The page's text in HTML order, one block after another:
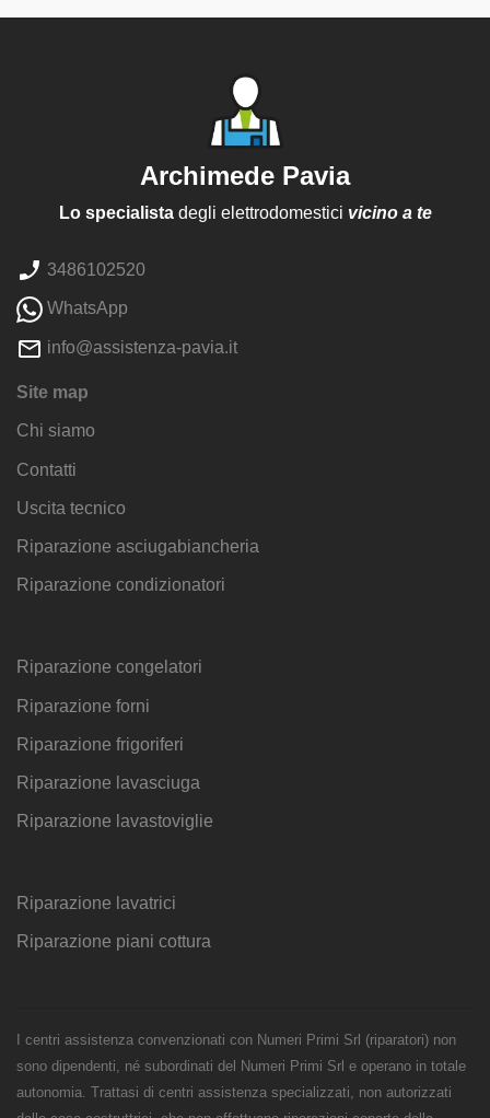
Archimede Pavia
Lo specialistadegli elettrodomestici vicino a te
3486102520
WhatsApp
info@assistenza-pavia.it
Site map
Chi siamo
Contatti
Uscita tecnico
Riparazione asciugabiancheria
Riparazione condizionatori
Riparazione congelatori
Riparazione forni
Riparazione frigoriferi
Riparazione lavasciuga
Riparazione lavastoviglie
Riparazione lavatrici
Riparazione piani cottura
I centri assistenza convenzionati con Numeri Primi Srl (riparatori) non
sono dipendenti, né subordinati del Numeri Primi Srl e operano in totale
autonomia. Trattasi di centri assistenza specializzati, non autorizzati